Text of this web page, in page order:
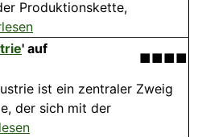
Produktionskette,
' auf
■■■■
ist ein zentraler Zweig
der sich mit der